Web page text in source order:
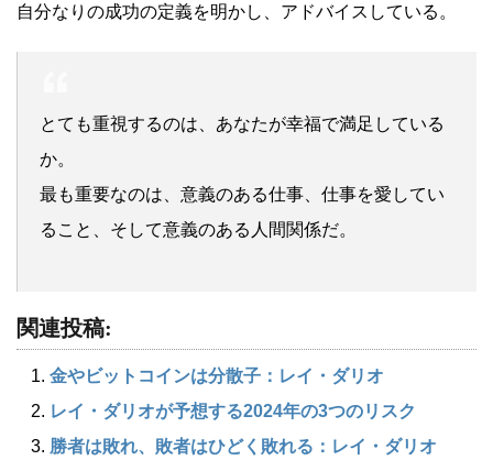
自分なりの成功の定義を明かし、アドバイスしている。
とても重視するのは、あなたが幸福で満足している
か。
最も重要なのは、意義のある仕事、仕事を愛してい
ること、そして意義のある人間関係だ。
関連投稿:
金やビットコインは分散子：レイ・ダリオ
レイ・ダリオが予想する2024年の3つのリスク
勝者は敗れ、敗者はひどく敗れる：レイ・ダリオ